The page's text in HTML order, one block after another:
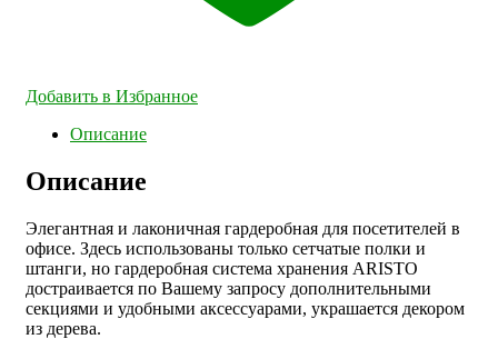
Добавить в Избранное
Описание
Описание
Элегантная и лаконичная гардеробная для посетителей в
офисе. Здесь использованы только сетчатые полки и
штанги, но гардеробная система хранения ARISTO
достраивается по Вашему запросу дополнительными
секциями и удобными аксессуарами, украшается декором
из дерева.